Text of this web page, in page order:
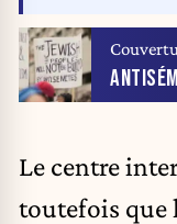
Le centre
toutefois que